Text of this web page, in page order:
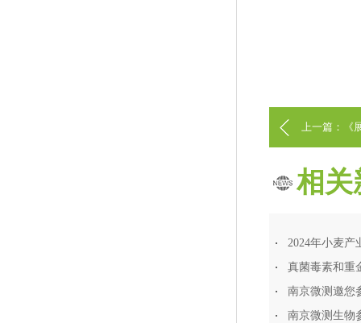
上一篇：《
中国饲料工
相关
2024年小麦产
南京微测生物